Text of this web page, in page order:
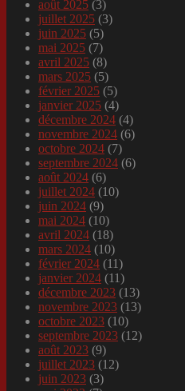
août 2025 (3)
juillet 2025 (3)
juin 2025 (5)
mai 2025 (7)
avril 2025 (8)
mars 2025 (5)
février 2025 (5)
janvier 2025 (4)
décembre 2024 (4)
novembre 2024 (6)
octobre 2024 (7)
septembre 2024 (6)
août 2024 (6)
juillet 2024 (10)
juin 2024 (9)
mai 2024 (10)
avril 2024 (18)
mars 2024 (10)
février 2024 (11)
janvier 2024 (11)
décembre 2023 (13)
novembre 2023 (13)
octobre 2023 (10)
septembre 2023 (12)
août 2023 (9)
juillet 2023 (12)
juin 2023 (3)